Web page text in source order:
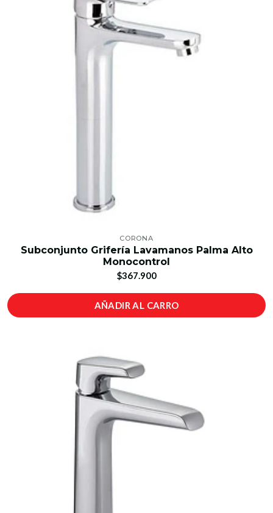
CORONA
Subconjunto Grifería Lavamanos Palma Alto
Monocontrol
$367.900
AÑADIR AL CARRO